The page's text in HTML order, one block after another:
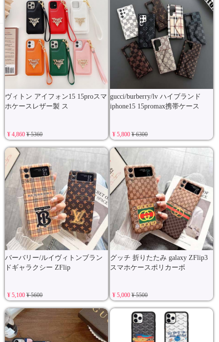
ヴィトン アイフォン15 15proスマ
ホケースレザー製 ス
¥ 4,860¥ 5360
gucci/burberry/lv ハイブランド
iphone15 15promax携帯ケース
¥ 5,800¥ 6300
バーバリー/ルイヴィトンブラン
ドギャラクシー ZFlip
¥ 5,100¥ 5600
グッチ 折りたたみ galaxy ZFlip3
スマホケースポリカーボ
¥ 5,000¥ 5500